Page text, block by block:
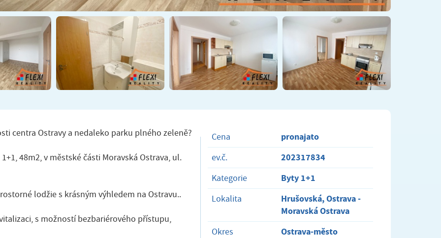
centra Ostravy a nedaleko parku plného zeleně?
48m2, v městské části Moravská Ostrava, ul.
lodžie s krásným výhledem na Ostravu..
s možností bezbariérového přístupu,
Cena pronajato
ev.č. 202317834
Kategorie Byty 1+1
Lokalita
Hrušovská, Ostrava -
Moravská Ostrava
Okres Ostrava-město